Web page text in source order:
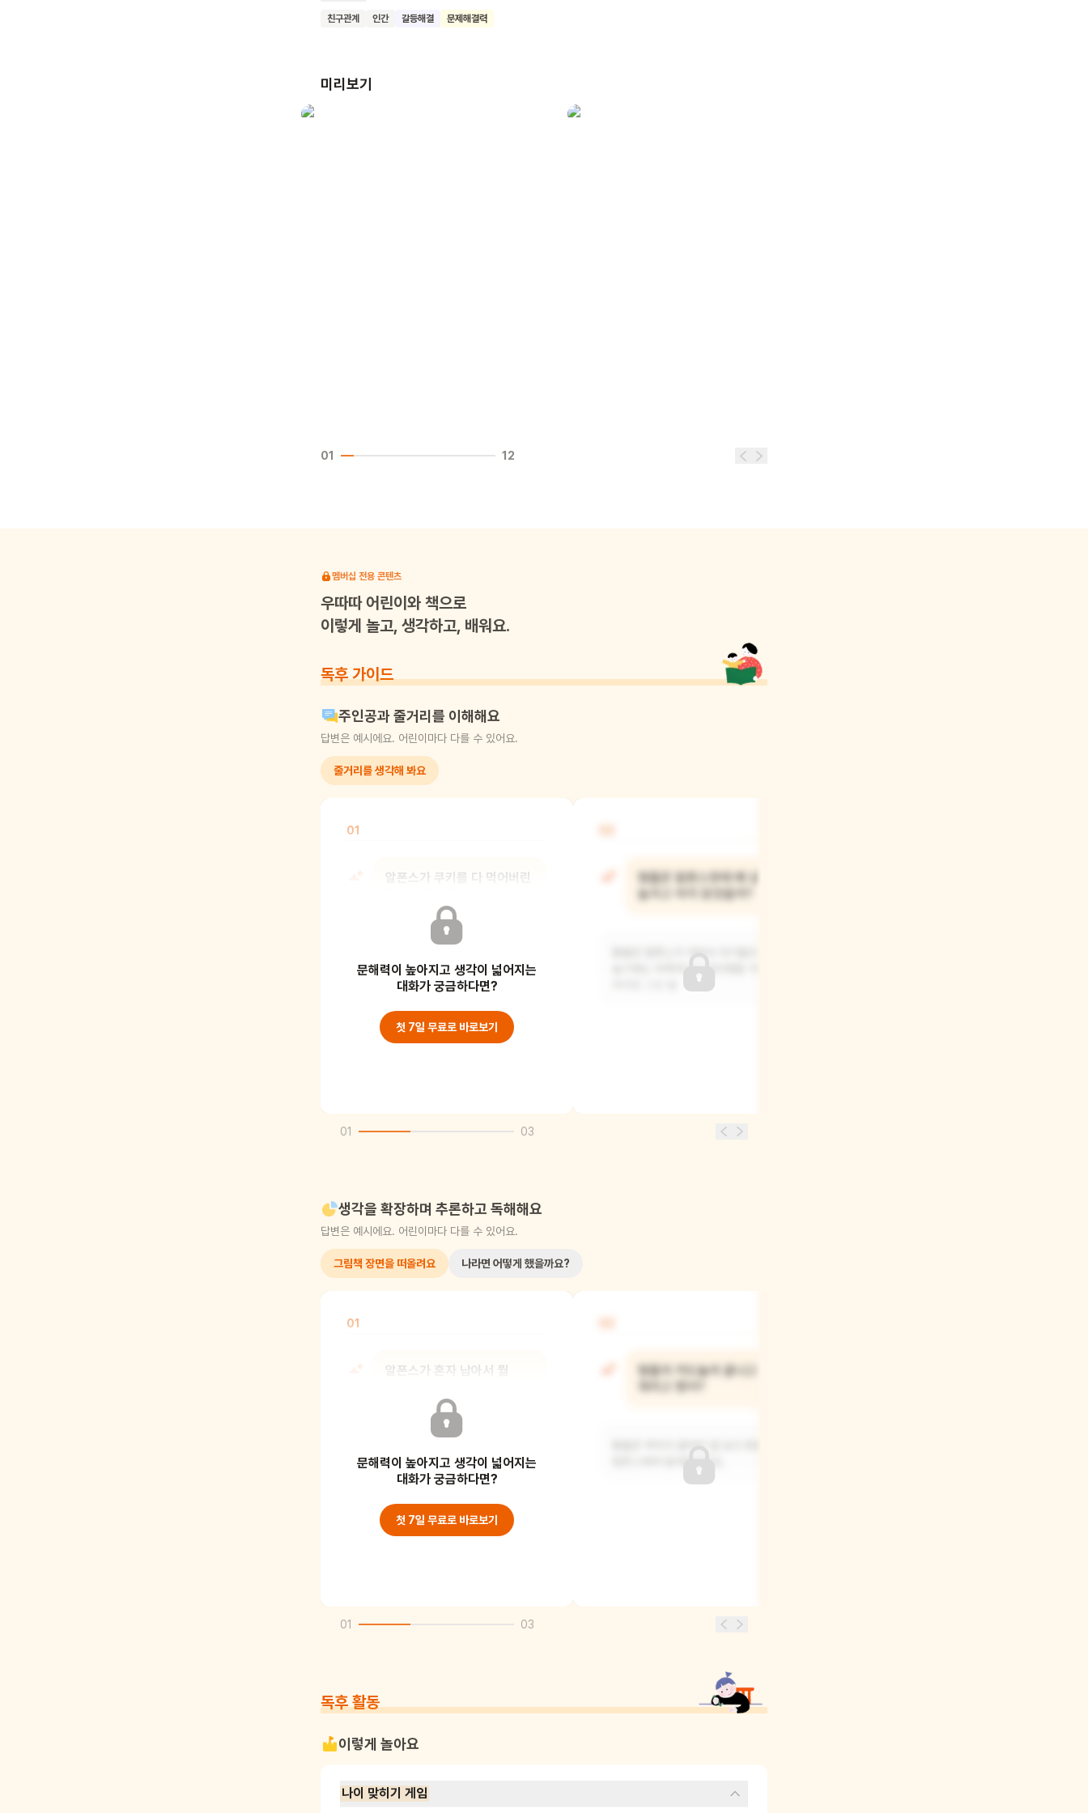
다 먹어버려요. 카드놀이를 마친 형들이 화를 내자, 알폰스는 자신이 어려서 아무것도
해결해 나가는 과정을 보여줘요. 이 책을 읽은 어린이들이 자신의 가치를 인정하고,
부당한 상황에 대해 창의적으로 대처하는 방법을 배우길 기대해요.
친구관계 인간 갈등해결 문제해결력
미리보기
01 12
멤버십 전용 콘텐츠
우따따어린이와 책으로
이렇게 놀고, 생각하고, 배워요.
독후 가이드
주인공과 줄거리를 이해해요
답변은 예시에요. 어린이마다 다를 수 있어요.
줄거리를 생각해 봐요
01
알폰스가 쿠키를 다 먹어버린
않다는 걸 보여주고 싶었을 거예요.
그래서 일부러 쿠키를
문해력이 높아지고 생각이 넓어지는
대화가 궁금하다면?
첫 7일 무료로 바로보기
형들은 알폰스한테 왜 같이
놀자고 하지 않았을까?
놀기에는 부족하다고 생각했을 거예요.
01 03
생각을 확장하며 추론하고 독해해요
답변은 예시에요. 어린이마다 다를 수 있어요.
그림책 장면을 떠올려요 나라면 어떻게 했을까요?
01
알폰스가 혼자 남아서 뭘
먹어버렸어요.
문해력이 높아지고 생각이 넓어지는
대화가 궁금하다면?
첫 7일 무료로 바로보기
형들이 카드놀이 끝나고 와서
01 03
독후 활동
이렇게 놀아요
나이 맞히기 게임